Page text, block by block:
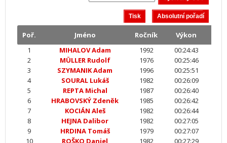
Poř. Jméno Ročník
Výkon
1
MIHALOV Adam 1992
00:24:43
2
MÜLLER Rudolf 1976
00:25:46
3
SZYMANIK Adam 1996
00:25:51
4
SOURAL Lukáš 1982
00:26:09
5
REPTA Michal 1987
00:26:40
6
HRABOVSKÝ Zdeněk 1985
00:26:42
7
KOCIÁN Aleš 1982
00:26:44
8
HEJNA Dalibor 1982
00:27:05
9
HRDINA Tomáš 1979
00:27:07
10
ROŠKO Daniel 1982
00:27:29